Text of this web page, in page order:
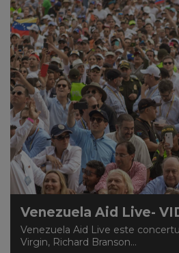
Venezuela Aid Live-
Venezuela Aid Live este
Virgin, Richard Branson...